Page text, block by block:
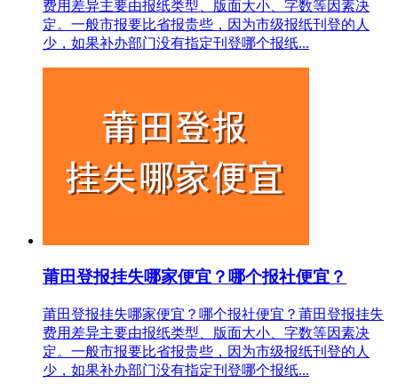
费用差异主要由报纸类型、版面大小、字数等因素决
定。一般市报要比省报贵些，因为市级报纸刊登的人
少，如果补办部门没有指定刊登哪个报纸...
莆田登报挂失哪家便宜？哪个报社便宜？
莆田登报挂失哪家便宜？哪个报社便宜？莆田登报挂失
费用差异主要由报纸类型、版面大小、字数等因素决
定。一般市报要比省报贵些，因为市级报纸刊登的人
少，如果补办部门没有指定刊登哪个报纸...